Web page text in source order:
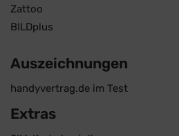
Zattoo
BILDplus
Auszeichnungen
handyvertrag.de im Test
Extras